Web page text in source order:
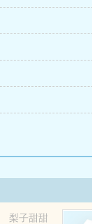
梨子甜甜